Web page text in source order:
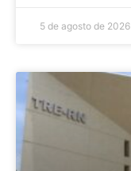
5 de agosto de 2026